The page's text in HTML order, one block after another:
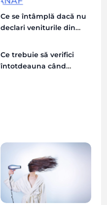
Ce se întâmplă dacă nu
declari veniturile din
Ce trebuie să verifici
întotdeauna când